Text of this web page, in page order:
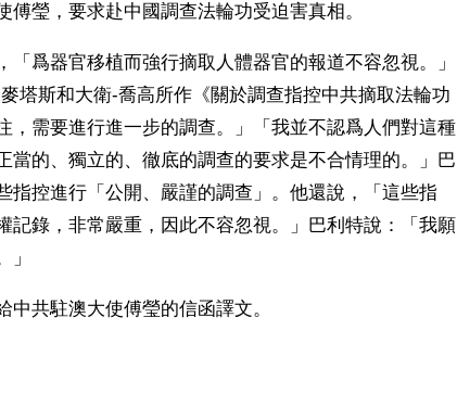
傅瑩，要求赴中國調查法輪功受迫害真相。
爲器官移植而強行摘取人體器官的報道不容忽視。」
塔斯和大衛-喬高所作《關於調查指控中共摘取法輪功
，需要進行進一步的調查。」「我並不認爲人們對這種
當的、獨立的、徹底的調查的要求是不合情理的。」巴
指控進行「公開、嚴謹的調查」。他還說，「這些指
記錄，非常嚴重，因此不容忽視。」巴利特說：「我願
共駐澳大使傅瑩的信函譯文。